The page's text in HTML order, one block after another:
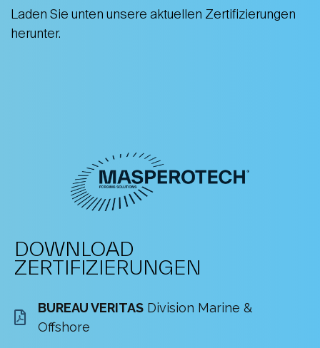
Laden Sie unten unsere aktuellen Zertifizierungen
herunter.
DOWNLOAD
ZERTIFIZIERUNGEN
BUREAU VERITASDivision Marine &
Offshore